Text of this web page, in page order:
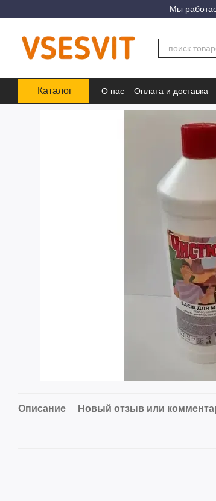
Мы
Каталог О нас Оплата и доставка
Описание Новый отзыв или